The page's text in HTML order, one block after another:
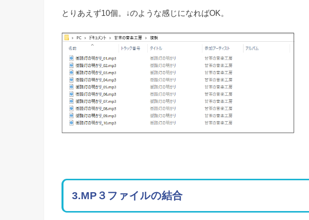
とりあえず10個。↓のような感じになればOK。
3.MP３ファイルの結合